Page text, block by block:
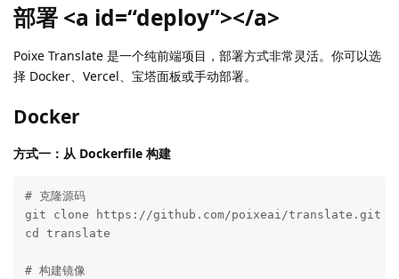
部署 <a id=“deploy”></a>
Poixe Translate 是一个纯前端项目，部署方式非常灵活。你可以选
择 Docker、Vercel、宝塔面板或手动部署。
Docker
方式一：从 Dockerfile 构建
# 克隆源码
git clone https://github.com/poixeai/translate.git
cd translate
# 构建镜像